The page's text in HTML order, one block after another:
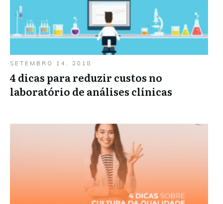
SETEMBRO 14, 2018
4 dicas para reduzir custos no
laboratório de análises clínicas